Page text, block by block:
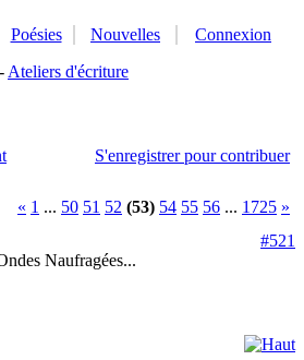
Poésies Nouvelles
Connexion
- Ateliers d'écriture
S'enregistrer pour contribuer
« 1 ... 50 51 52 (53) 54 55 56 ... 1725 »
#521
Naufragées...